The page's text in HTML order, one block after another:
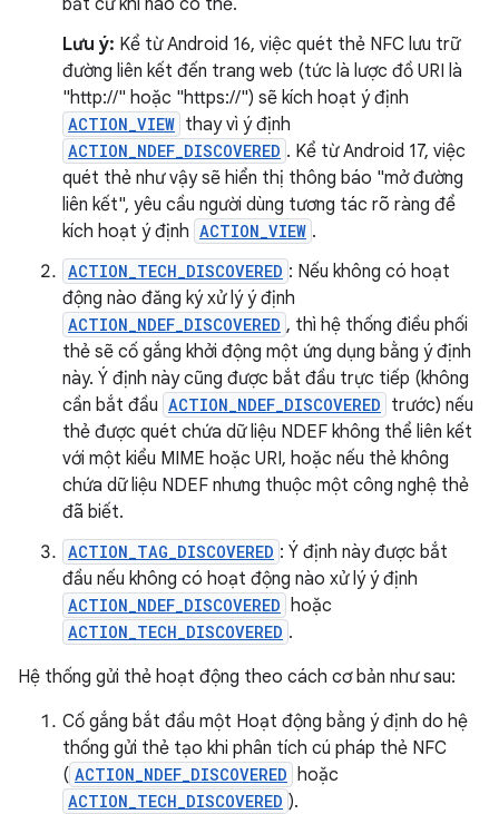
bất cứ khi nào có thể.
Lưu ý: Kể từ Android 16, việc quét thẻ NFC lưu trữ
đường liên kết đến trang web (tức là lược đồ URI là
"http://" hoặc "https://") sẽ kích hoạt ý định
ACTION_VIEW thay vì ý định
ACTION_NDEF_DISCOVERED . Kể từ Android 17, việc
quét thẻ như vậy sẽ hiển thị thông báo "mở đường
liên kết", yêu cầu người dùng tương tác rõ ràng để
kích hoạt ý định ACTION_VIEW .
ACTION_TECH_DISCOVERED : Nếu không có hoạt
động nào đăng ký xử lý ý định
ACTION_NDEF_DISCOVERED , thì hệ thống điều phối
thẻ sẽ cố gắng khởi động một ứng dụng bằng ý định
này. Ý định này cũng được bắt đầu trực tiếp (không
cần bắt đầu ACTION_NDEF_DISCOVERED trước) nếu
thẻ được quét chứa dữ liệu NDEF không thể liên kết
với một kiểu MIME hoặc URI, hoặc nếu thẻ không
chứa dữ liệu NDEF nhưng thuộc một công nghệ thẻ
đã biết.
ACTION_TAG_DISCOVERED : Ý định này được bắt
đầu nếu không có hoạt động nào xử lý ý định
ACTION_NDEF_DISCOVERED hoặc
ACTION_TECH_DISCOVERED .
Hệ thống gửi thẻ hoạt động theo cách cơ bản như sau:
Cố gắng bắt đầu một Hoạt động bằng ý định do hệ
thống gửi thẻ tạo khi phân tích cú pháp thẻ NFC
( ACTION_NDEF_DISCOVERED hoặc
ACTION_TECH_DISCOVERED ).